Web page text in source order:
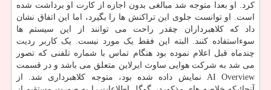
کرد. او بعدا متوجه شد مبالغی بدون اجازه از کارت او برداشت شده
است. او توانست جلوی این تراکنش ها را بگیرد، اما این اتفاق نشان
داد که کلاهبرداران چقدر راحت می توانند از این سیستم ها
سوءاستفاده کنند. البته این فقط یک مورد نیست. یک کاربر ردیت
چندماه قبل اعلام نموده بود هنگام تماس با شماره تلفنی که تصور
می شد به شرکت هوایی ساوث ایرلاین متعلق می باشد و در قسمت
AI Overview نمایش داده شده بود، متوجه کلاهبرداری شد. از